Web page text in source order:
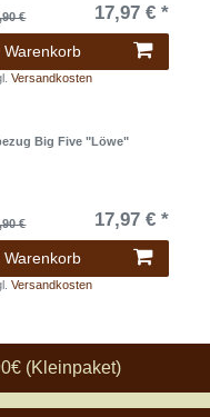
€ 17,97 € *
Warenkorb
Versandkosten
Big Five "Löwe"
€ 17,97 € *
Warenkorb
Versandkosten
(Kleinpaket)